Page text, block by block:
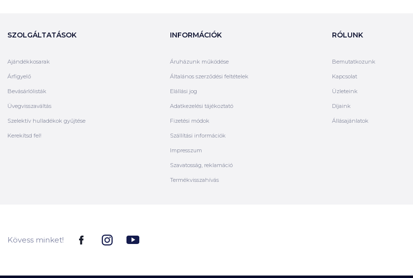
SZOLGÁLTATÁSOK
Ajándékkosarak
Árfigyelő
Bevásárlólisták
Üvegvisszaváltás
Szelektív hulladékok gyűjtése
Kerekítsd fel!
INFORMÁCIÓK
Áruházunk működése
Általános szerződési feltételek
Elállási jog
Adatkezelési tájékoztató
Fizetési módok
Szállítási információk
Impresszum
Szavatosság, reklamáció
Termékvisszahívás
RÓLUNK
Bemutatkozunk
Kapcsolat
Üzleteink
Díjaink
Állásajánlatok
Kövess minket!